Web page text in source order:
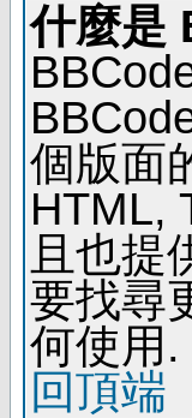
什麼是
個版面
HTML,
且也提
要找尋
何使用.
回頂端